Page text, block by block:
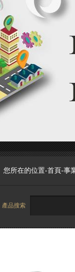
您所在的位置-首頁-事
產品搜索